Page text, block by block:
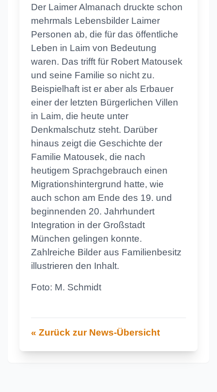
Der Laimer Almanach druckte schon
mehrmals Lebensbilder Laimer
Personen ab, die für das öffentliche
Leben in Laim von Bedeutung
waren. Das trifft für Robert Matousek
und seine Familie so nicht zu.
Beispielhaft ist er aber als Erbauer
einer der letzten Bürgerlichen Villen
in Laim, die heute unter
Denkmalschutz steht. Darüber
hinaus zeigt die Geschichte der
Familie Matousek, die nach
heutigem Sprachgebrauch einen
Migrationshintergrund hatte, wie
auch schon am Ende des 19. und
beginnenden 20. Jahrhundert
Integration in der Großstadt
München gelingen konnte.
Zahlreiche Bilder aus Familienbesitz
illustrieren den Inhalt.
Foto: M. Schmidt
« Zurück zur News-Übersicht